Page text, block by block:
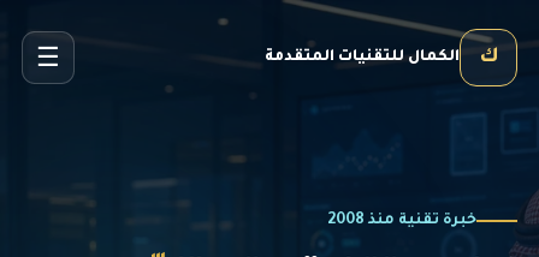
ك الكمال للتقنيات المتقدمة ☰
خبرة تقنية منذ 2008